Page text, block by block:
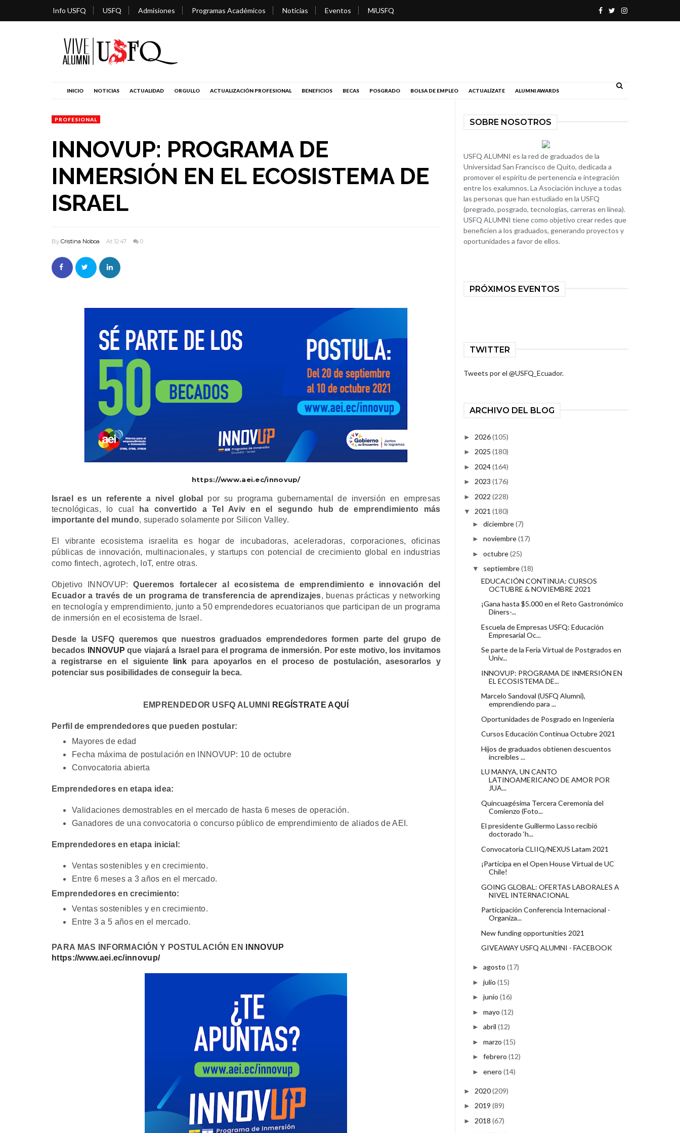
Info USFQ USFQ Admisiones Programas Académicos Noticias Eventos MiUSFQ
INICIO NOTICIAS ACTUALIDAD ORGULLO ACTUALIZACIÓN PROFESIONAL BENEFICIOS BECAS POSGRADO BOLSA DE EMPLEO ACTUALÍZATE ALUMNI AWARDS
PROFESIONAL
INNOVUP: PROGRAMA DE
INMERSIÓN EN EL ECOSISTEMA DE
ISRAEL
By Cristina Noboa At 12:47 0
https://www.aei.ec/innovup/
Israel es un referente a nivel global
por su programa gubernamental de inversión en empresas
tecnológicas, lo cual
ha convertido a Tel Aviv en el segundo hub de emprendimiento más
importante del mundo, superado solamente por Silicon Valley.
El vibrante ecosistema israelita es hogar de incubadoras, aceleradoras, corporaciones, oficinas
públicas de innovación, multinacionales, y startups con potencial de crecimiento global en industrias
como fintech, agrotech, IoT, entre otras.
Objetivo INNOVUP:Queremos fortalecer al ecosistema de emprendimiento e innovación del
Ecuador a través de un programa de transferencia de aprendizajes, buenas prácticas y networking
en tecnología y emprendimiento, junto a 50 emprendedores ecuatorianos que participan de un programa
de inmersión en el ecosistema de Israel.
Desde la USFQ queremos que nuestros graduados emprendedores formen parte del grupo de
becados
INNOVUP que viajará a Israel para el programa de inmersión. Por este motivo, los invitamos
a registrarse en el siguiente
linkpara apoyarlos en el proceso de postulación, asesorarlos y
potenciar sus posibilidades de conseguir la beca.
EMPRENDEDOR USFQ ALUMNI REGÍSTRATE AQUÍ
Perfil de emprendedores que pueden postular:
Mayores de edad
Fecha máxima de postulación en INNOVUP: 10 de octubre
Convocatoria abierta
Emprendedores en etapa idea:
Validaciones demostrables en el mercado de hasta 6 meses de operación.
Ganadores de una convocatoria o concurso público de emprendimiento de aliados de AEI.
Emprendedores en etapa inicial:
Ventas sostenibles y en crecimiento.
Entre 6 meses a 3 años en el mercado.
Emprendedores en crecimiento:
Ventas sostenibles y en crecimiento.
Entre 3 a 5 años en el mercado.
PARA MAS INFORMACIÓN Y POSTULACIÓN EN
INNOVUP
https://www.aei.ec/innovup/
SOBRE NOSOTROS
USFQ ALUMNI es la red de graduados de la
Universidad San Francisco de Quito, dedicada a
promover el espíritu de pertenencia e integración
entre los exalumnos. La Asociación incluye a todas
las personas que han estudiado en la USFQ
(pregrado, posgrado, tecnologías, carreras en línea).
USFQ ALUMNI tiene como objetivo crear redes que
beneficien a los graduados, generando proyectos y
oportunidades a favor de ellos.
PRÓXIMOS EVENTOS
TWITTER
Tweets por el @USFQ_Ecuador.
ARCHIVO DEL BLOG
► 2026(105)
► 2025 (180)
► 2024(164)
► 2023 (176)
► 2022 (228)
▼ 2021 (180)
► diciembre(7)
► noviembre(17)
► octubre(25)
▼ septiembre(18)
EDUCACIÓN CONTINUA: CURSOS
OCTUBRE & NOVIEMBRE 2021
¡Gana hasta $5.000 en el Reto Gastronómico
Diners-...
Escuela de Empresas USFQ: Educación
Empresarial Oc...
Se parte de la Feria Virtual de Postgrados en
Univ...
INNOVUP: PROGRAMA DE INMERSIÓN EN
EL ECOSISTEMA DE...
Marcelo Sandoval (USFQ Alumni),
emprendiendo para ...
Oportunidades de Posgrado en Ingeniería
Cursos Educación Continua Octubre 2021
Hijos de graduados obtienen descuentos
increíbles ...
LU MANYA, UN CANTO
LATINOAMERICANO DE AMOR POR
JUA...
Quincuagésima Tercera Ceremonia del
Comienzo (Foto...
El presidente Guillermo Lasso recibió
doctorado ‘h...
Convocatoria CLIIQ/NEXUS Latam 2021
¡Participa en el Open House Virtual de UC
Chile!
GOING GLOBAL: OFERTAS LABORALES A
NIVEL INTERNACIONAL
Participación Conferencia Internacional -
Organiza...
New funding opportunities 2021
GIVEAWAY USFQ ALUMNI - FACEBOOK
► agosto (17)
► julio (15)
► junio (16)
► mayo (12)
► abril (12)
► marzo (15)
► febrero (12)
► enero (14)
► 2020(209)
► 2019 (89)
► 2018 (67)